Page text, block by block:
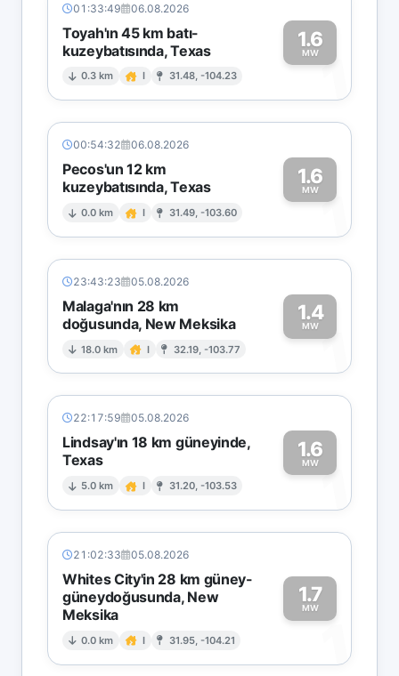
01:33:49 06.08.2026
Toyah'ın 45 km batı-
kuzeybatısında, Texas
0.3 km I 31.48, -104.23
1.6
MW1
00:54:32 06.08.2026
Pecos'un 12 km
kuzeybatısında, Texas
0.0 km I 31.49, -103.60
1.6
MW1
23:43:23 05.08.2026
Malaga'nın 28 km
doğusunda, New Meksika
18.0 km I 32.19, -103.77
1.4
MW1
22:17:59 05.08.2026
Lindsay'ın 18 km güneyinde,
Texas
5.0 km I 31.20, -103.53
1.6
MW1
21:02:33 05.08.2026
Whites City'in 28 km güney-
güneydoğusunda, New
Meksika
0.0 km I 31.95, -104.21
1.7
MW
1